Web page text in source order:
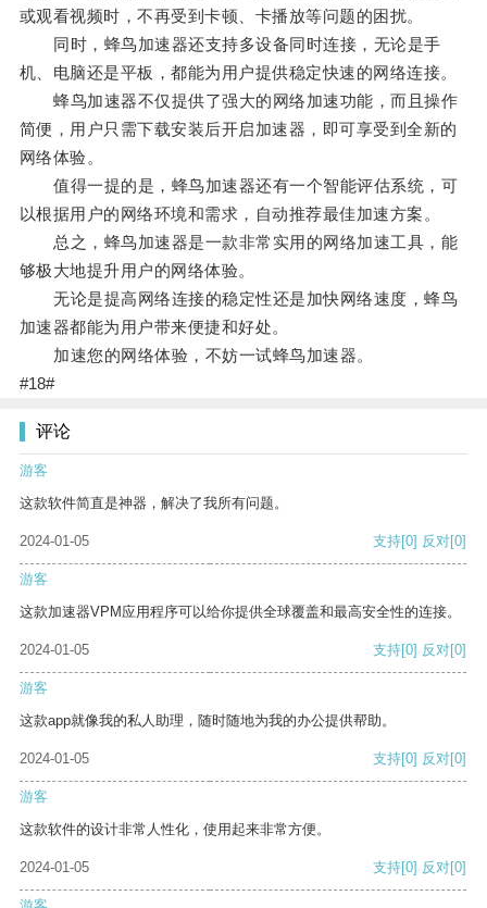
或观看视频时，不再受到卡顿、卡播放等问题的困扰。
同时，蜂鸟加速器还支持多设备同时连接，无论是手
机、电脑还是平板，都能为用户提供稳定快速的网络连接。
蜂鸟加速器不仅提供了强大的网络加速功能，而且操作
简便，用户只需下载安装后开启加速器，即可享受到全新的
网络体验。
值得一提的是，蜂鸟加速器还有一个智能评估系统，可
以根据用户的网络环境和需求，自动推荐最佳加速方案。
总之，蜂鸟加速器是一款非常实用的网络加速工具，能
够极大地提升用户的网络体验。
无论是提高网络连接的稳定性还是加快网络速度，蜂鸟
加速器都能为用户带来便捷和好处。
加速您的网络体验，不妨一试蜂鸟加速器。
#18#
评论
游客
这款软件简直是神器，解决了我所有问题。
2024-01-05 支持[0] 反对[0]
游客
这款加速器VPM应用程序可以给你提供全球覆盖和最高安全性的连接。
2024-01-05 支持[0] 反对[0]
游客
这款app就像我的私人助理，随时随地为我的办公提供帮助。
2024-01-05 支持[0] 反对[0]
游客
这款软件的设计非常人性化，使用起来非常方便。
2024-01-05 支持[0] 反对[0]